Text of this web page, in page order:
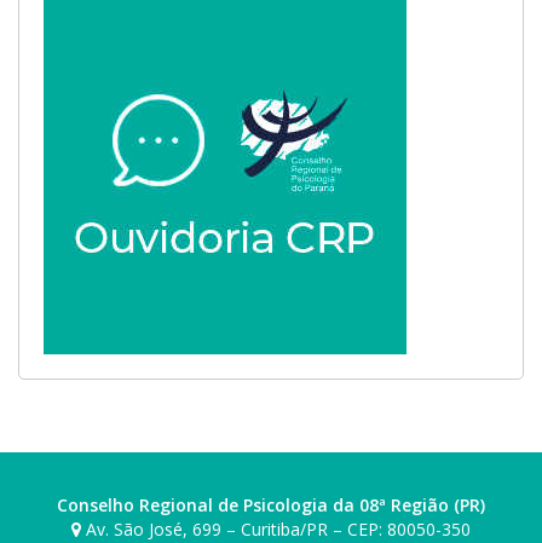
Conselho Regional de Psicologia da 08ª Região (PR)
Av. São José, 699 – Curitiba/PR – CEP: 80050-350